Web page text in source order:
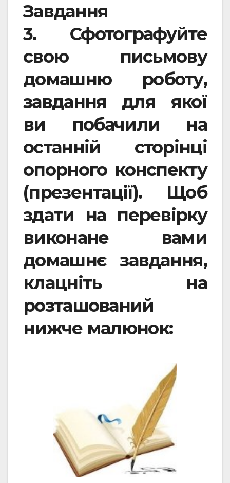
Завдання
3. Сфотографуйте
свою письмову
домашню роботу,
завдання для якої
ви побачили на
останній сторінці
опорного конспекту
(презентації). Щоб
здати на перевірку
виконане вами
домашнє завдання,
клацніть на
розташований
нижче малюнок: